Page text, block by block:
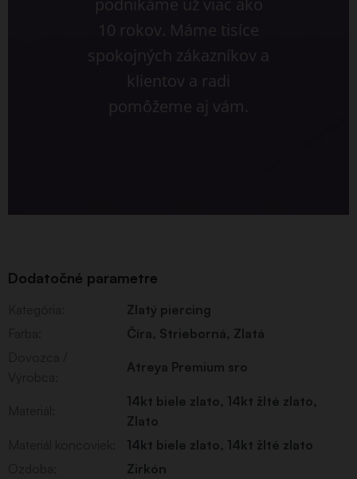
10 rokov. Máme tisíce
spokojných zákazníkov a
klientov a radi
pomôžeme aj vám.
Dodatočné parametre
Zlatý piercing
Číra, Strieborná, Zlatá
Atreya Premium sro
14kt biele zlato, 14kt žlté zlato,
Zlato
14kt biele zlato, 14kt žlté zlato
Zirkón